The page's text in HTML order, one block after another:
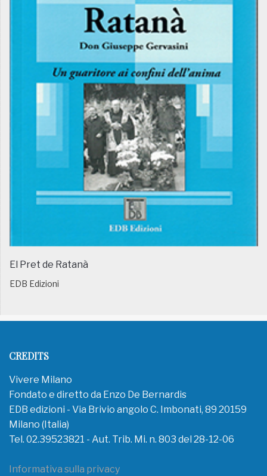
El Pret de Ratanà
EDB Edizioni
CREDITS
Vivere Milano
Fondato e diretto da Enzo De Bernardis
EDB edizioni - Via Brivio angolo C. Imbonati, 89 20159
Milano (Italia)
Tel. 02.39523821 - Aut. Trib. Mi. n. 803 del 28-12-06
Informativa sulla privacy